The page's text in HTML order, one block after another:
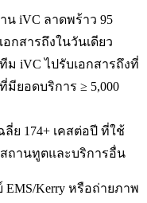
น iVC ลาดพร้าว 95
กสารถึงในวันเดียว
iVC ไปรับเอกสารถึงที่
ยอดบริการ ≥ 5,000
ย 174+ เคสต่อปี ที่ใช้
สถานทูตและบริการอื่น
Kerry หรือถ่ายภาพ